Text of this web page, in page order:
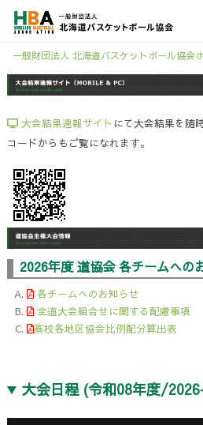
一般財団法人 北海道バスケットボール協会
大会結果速報サイト にて大会結果を随
コードからもご覧になれます。
2026年度 道協会 各チームへの
各チームへのお知らせ
全道大会組合せに関する配慮事項
高校各地区協会比例配分算出表
大会日程 (令和08年度/